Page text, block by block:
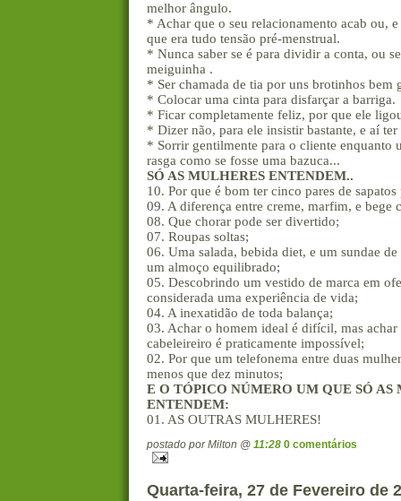
melhor ângulo.
* Achar que o seu relacionamento acab ou,
que era tudo tensão pré-menstrual.
* Nunca saber se é para dividir a conta, ou
meiguinha .
* Ser chamada de tia por uns brotinhos bem
* Colocar uma cinta para disfarçar a barriga.
* Ficar completamente feliz, por que ele
* Dizer não, para ele insistir bastante, e aí
* Sorrir gentilmente para o cliente enquanto
rasga como se fosse uma bazuca...
SÓ AS MULHERES ENTENDEM..
10. Por que é bom ter cinco pares de sapatos
09. A diferença entre creme, marfim, e bege
08. Que chorar pode ser divertido;
07. Roupas soltas;
06. Uma salada, bebida diet, e um sundae
um almoço equilibrado;
05. Descobrindo um vestido de marca em
considerada uma experiência de vida;
04. A inexatidão de toda balança;
03. Achar o homem ideal é difícil, mas
cabeleireiro é praticamente impossível;
02. Por que um telefonema entre duas
menos que dez minutos;
E O TÓPICO NÚMERO UM QUE SÓ AS
ENTENDEM:
01. AS OUTRAS MULHERES!
postado por Milton @ 11:28 0 comentários
Quarta-feira, 27 de Fevereiro de